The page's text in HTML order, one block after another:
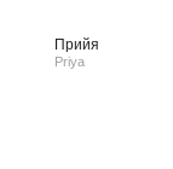
Прийя
Priya